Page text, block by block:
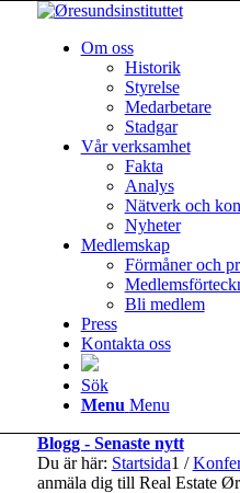
Om oss
Historik
Styrelse
Medarbetare
Stadgar
Vår verksamhet
Fakta
Analys
Nätverk och
Nyheter
Medlemskap
Förmåner och
Bli medlem
Press
Kontakta oss
Sök
Menu Menu
Blogg - Senaste nytt
Du är här: Startsida1 /
anmäla dig till Real Estate